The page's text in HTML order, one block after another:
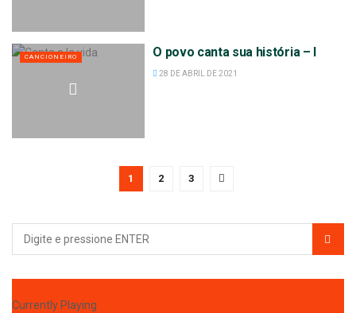
CANCIONEIRO O povo canta sua história – I
28 DE ABRIL DE 2021
1 2 3
Currently Playing